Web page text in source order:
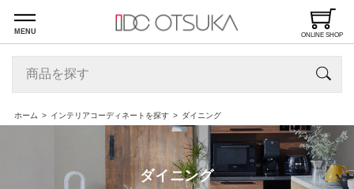
MENU ONLINE SHOP
ホーム インテリアコーディネートを探す ダイニング
ダイニング